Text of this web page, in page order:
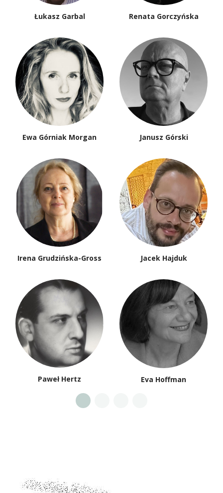
Łukasz Garbal Renata Gorczyńska
Ewa Górniak Morgan Janusz Górski
Irena Grudzińska-Gross Jacek Hajduk
Paweł Hertz Eva Hoffman